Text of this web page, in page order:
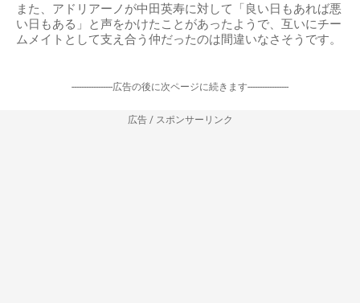
また、アドリアーノが中田英寿に対して「良い日もあれば悪
い日もある」と声をかけたことがあったようで、互いにチー
ムメイトとして支え合う仲だったのは間違いなさそうです。
-----------------広告の後に次ページに続きます-----------------
広告 / スポンサーリンク